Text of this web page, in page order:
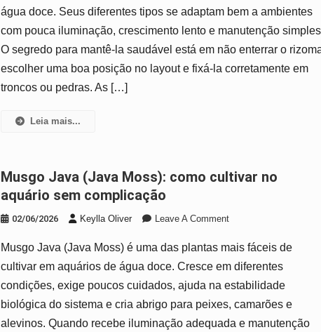
Cuidados
Fixar
No
água doce. Seus diferentes tipos se adaptam bem a ambientes
com pouca iluminação, crescimento lento e manutenção
O segredo para mantê-la saudável está em não enterrar o
escolher uma boa posição no layout e fixá-la corretamente em
troncos ou pedras. As […]
Leia mais...
Musgo Java (Java Moss): como cultivar no
aquário sem complicação
02/06/2026 Keylla Oliver Leave A CommentOn
Java
(Java
Moss):
Cultivar
No
Musgo Java (Java Moss) é uma das plantas mais fáceis de
cultivar em aquários de água doce. Cresce em diferentes
condições, exige poucos cuidados, ajuda na estabilidade
biológica do sistema e cria abrigo para peixes, camarões e
alevinos. Quando recebe iluminação adequada e manutenção